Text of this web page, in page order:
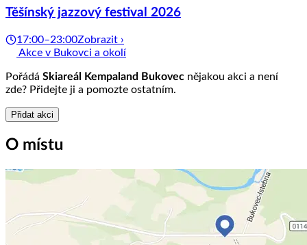
Těšínský jazzový festival 2026
17:00–23:00Zobrazit ›
Akce v Bukovci a okolí
Pořádá Skiareál Kempaland Bukovec nějakou akci a není
zde? Přidejte ji a pomozte ostatním.
Přidat akci
O místu